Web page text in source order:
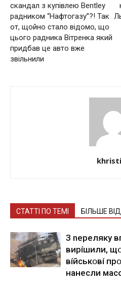
скандал з купівлею Bentley
радником “Нафтогазу”?! Так
от, щойно стало відомо, що
цього радника Вітренка який
придбав це авто вже
звільнили
СТАТТІ ПО ТЕМІ БІЛЬШЕ
З nepeлякy
виpíшили, щօ
вíйcькօвí
нaнecли